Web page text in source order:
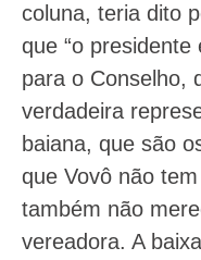
coluna, teria dito
que “o
para o Conselho,
verdadeira
baiana, que são
que Vovô não
também não
vereadora. A